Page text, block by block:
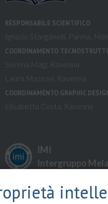
RESPONSABILE SCIENTIFICO
Ignazio Stanganelli, Parma,
COORDINAMENTO
Serena Magi, Ravenna
Laura Mazzoni, Ravenna
COORDINAMENTO GRAPHIC
Elisabetta Costa, Ravenna
IMI
Intergruppo
Via XII Ottobre 1 – 16121